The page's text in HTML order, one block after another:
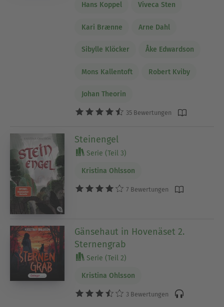
Hans Koppel Viveca Sten
Kari Brænne Arne Dahl
Sibylle Klöcker Åke Edwardson
Mons Kallentoft Robert Kviby
Johan Theorin
35 Bewertungen
Steinengel
Serie (Teil 3)
Kristina Ohlsson
7 Bewertungen
Gänsehaut in Hovenäset 2.
Sternengrab
Serie (Teil 2)
Kristina Ohlsson
3 Bewertungen